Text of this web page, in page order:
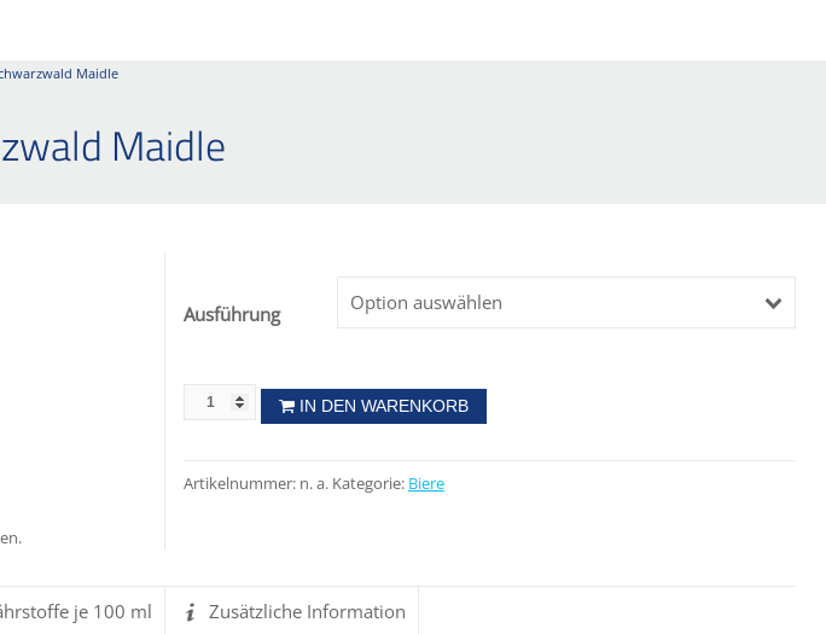
Maidle
Maidle
Ausführung Option auswählen
IN DEN WARENKORB
Artikelnummer: n. a. Kategorie: Biere
je 100 ml Zusätzliche Information